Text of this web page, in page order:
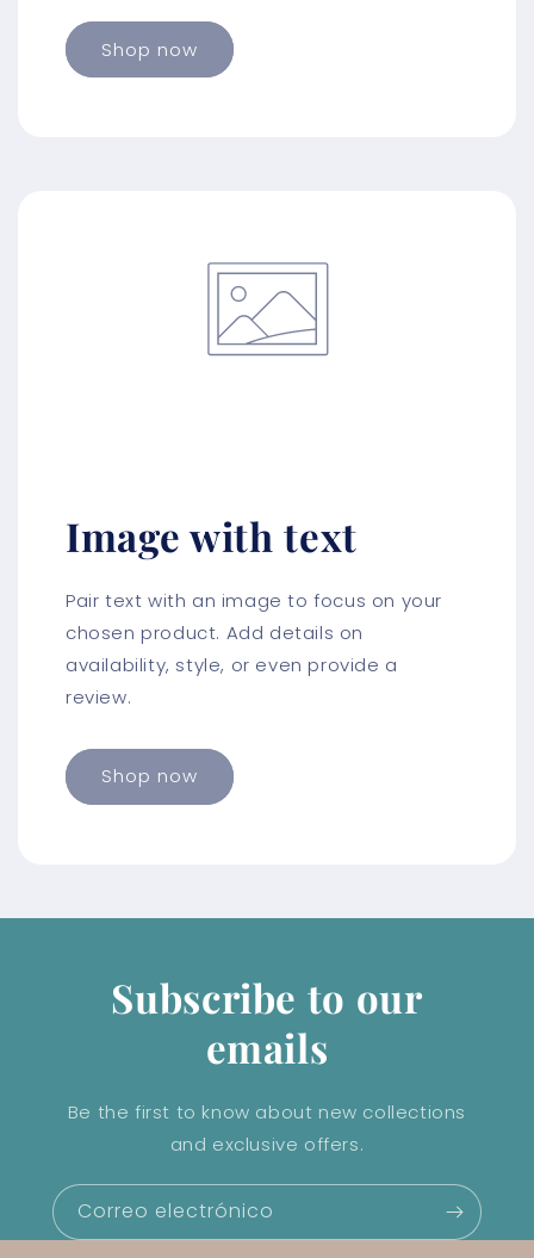
Shop now
Image with text
Pair text with an image to focus on your
chosen product. Add details on
availability, style, or even provide a
review.
Shop now
Subscribe to our
emails
Be the first to know about new collections
and exclusive offers.
Correo electrónico